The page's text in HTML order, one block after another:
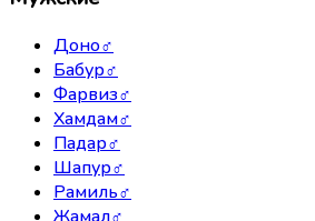
Доно♂
Бабур♂
Фарвиз♂
Хамдам♂
Падар♂
Шапур♂
Рамиль♂